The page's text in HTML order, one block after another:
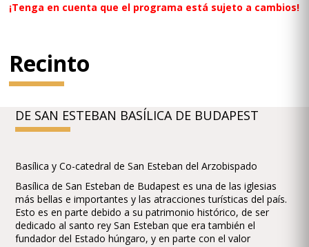
¡Tenga en cuenta que el programa está sujeto a cambios!
Recinto
DE SAN ESTEBAN BASÍLICA DE BUDAPEST
Basílica y Co-catedral de San Esteban del Arzobispado
Basílica de San Esteban de Budapest es una de las iglesias
más bellas e importantes y las atracciones turísticas del país.
Esto es en parte debido a su patrimonio histórico, de ser
dedicado al santo rey San Esteban que era también el
fundador del Estado húngaro, y en parte con el valor